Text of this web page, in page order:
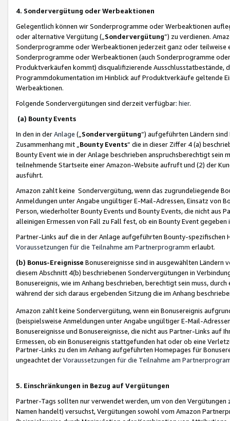
4. Sondervergütung oder Werbeaktionen
Gelegentlich können wir Sonderprogramme oder Werbeaktionen
oder alternative Vergütung („ Sondervergütung”) zu verdienen.
Sonderprogramme oder Werbeaktionen jederzeit ganz oder
Sonderprogramme oder Werbeaktionen (auch Sonderprogramme
Produktverkäufen kommt) disqualifizierende Ausschlusstatbestände,
Programmdokumentation im Hinblick auf Produktverkäufe geltende
Werbeaktionen.
Folgende Sondervergütungen sind derzeit verfügbar: hier.
(a) Bounty Events
In den in derAnlage („ Sondervergütung“) aufgeführten Ländern
Zusammenhang mit „ Bounty Events“ die in dieser Ziffer 4 (a)
Bounty Event wie in der Anlage beschrieben anspruchsberechtigt sein
teilnehmende Startseite einer Amazon-Website aufruft und (2) der
ausführt.
Amazon zahlt keine Sondervergütung, wenn das zugrundeliegende
Anmeldungen unter Angabe ungültiger E-Mail-Adressen, Einsatz von
Person, wiederholter Bounty Events und Bounty Events, die nicht
alleinigen Ermessen von Fall zu Fall fest, ob ein Bounty Event
Partner-Links auf die in der Anlage aufgeführten Bounty-spezifischen
Voraussetzungen für die Teilnahme am Partnerprogramm erlaubt.
(b) Bonus-Ereignisse Bonusereignisse sind in ausgewählten Ländern
diesem Abschnitt 4(b) beschriebenen Sondervergütungen in
Bonusereignis, wie im Anhang beschrieben, berechtigt sein muss,
während der sich daraus ergebenden Sitzung die im Anhang
Amazon zahlt keine Sondervergütung, wenn ein Bonusereignis
(beispielsweise Anmeldungen unter Angabe ungültiger E-Mail-
Bonusereignisse und Bonusereignisse, die nicht aus Partner-Links auf
Ermessen, ob ein Bonusereignis stattgefunden hat oder ob eine
Partner-Links zu den im Anhang aufgeführten Homepages für
ungeachtet derVoraussetzungen für die Teilnahme am
5. Einschränkungen in Bezug auf Vergütungen
Partner-Tags sollten nur verwendet werden, um von den
Namen handelt) versuchst, Vergütungen sowohl vom Amazon